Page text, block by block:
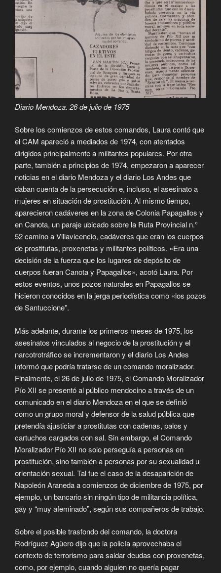
Diario Mendoza. 26 de julio de 1975
Sobre los comienzos de estos comandos, Laura contó que
el CAM apareció a mediados de 1974, con atentados
dirigidos principalmente a militantes populares. Por otra
parte, también a principios de 1974, empezaron a aparecer
noticias en el diario Mendoza y el diario Los Andes que
daban cuenta de la persecución e, incluso, el asesinato a
mujeres en situación de prostitución. Al mismo tiempo,
aparecieron cadáveres en la zona de Colonia Papagallos y
en Canota, un paraje ubicado sobre la Ruta Provincial n.°
52 camino a Villavicencio, cadáveres que eran los cuerpos
de prostitutas, proxenetas y militantes políticos. «Era una
decisión de la fuerza que los lugares de depósito de
cuerpos fueran Canota y Papagallos», acotó Laura. Por
estos eventos, unos pozos naturales en Papagallos se
hicieron conocidos en la jerga periodística como «los pozos
de Santuccione”.
Más adelante, durante los primeros meses de 1975, los
asesinatos vinculados al negocio de la prostitución y el
narcotrotráfico se incrementaron y el diario Los Andes
informó que podría tratarse de un comando moralizador.
Finalmente, el 26 de julio de 1975, el Comando Moralizador
Pío XII se presentó al público mendocino a través de un
comunicado en el diario Mendoza en el que se definió
como un grupo moral y defensor de la salud pública que
pretendía ajusticiar a prostitutas con cadenas, palos y
cartuchos cargados con sal. Sin embargo, el Comando
Moralizador Pío XII no solo perseguía a personas en
prostitución, sino también a personas por su sexualidad u
orientación sexual. Tal fue el caso de la desaparición de
Napoleón Araneda a comienzos de diciembre de 1975, por
ejemplo, un bancario sin ningún tipo de militancia política,
gay y “muy afeminado”, según sus compañeros de trabajo.
Sobre el posible trasfondo del comando, la doctora
Rodríguez Agüero dijo que la policía aprovechaba el
contexto de terrorismo para saldar deudas con proxenetas,
como, por ejemplo, cuando alguien no quería pagar